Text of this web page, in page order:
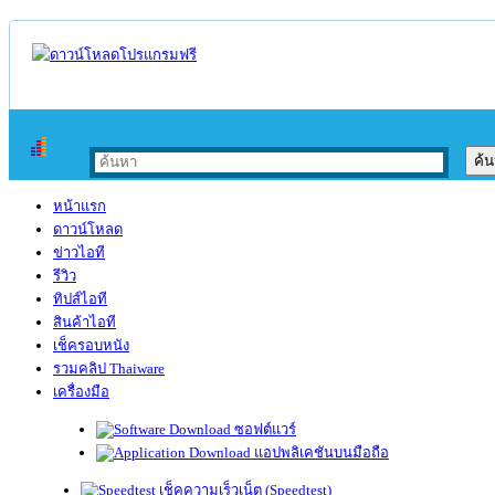
หน้าแรก
ดาวน์โหลด
ข่าวไอที
รีวิว
ทิปส์ไอที
สินค้าไอที
เช็ครอบหนัง
รวมคลิป Thaiware
เครื่องมือ
ซอฟต์แวร์
แอปพลิเคชันบนมือถือ
เช็คความเร็วเน็ต (Speedtest)